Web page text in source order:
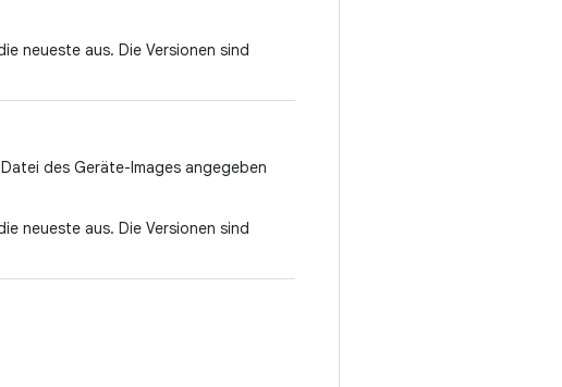
neueste aus. Die Versionen sind
des Geräte-Images angegeben
neueste aus. Die Versionen sind